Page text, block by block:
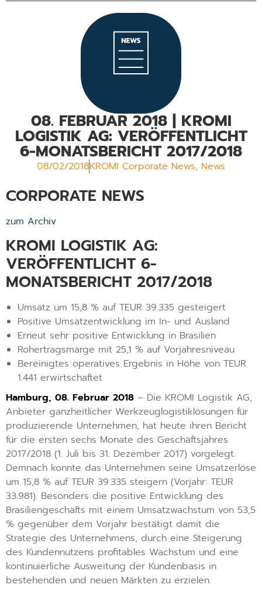
08. FEBRUAR 2018 | KROMI
LOGISTIK AG: VERÖFFENTLICHT
6-MONATSBERICHT 2017/2018
08/02/2018KROMI Corporate News, News
CORPORATE NEWS
zum Archiv
KROMI LOGISTIK AG:
VERÖFFENTLICHT 6-
MONATSBERICHT 2017/2018
Umsatz um 15,8 % auf TEUR 39.335 gesteigert
Positive Umsatzentwicklung im In- und Ausland
Erneut sehr positive Entwicklung in Brasilien
Rohertragsmarge mit 25,1 % auf Vorjahresniveau
Bereinigtes operatives Ergebnis in Höhe von TEUR
1.441 erwirtschaftet
Hamburg, 08. Februar 2018 – Die KROMI Logistik AG,
Anbieter ganzheitlicher Werkzeuglogistiklösungen für
produzierende Unternehmen, hat heute ihren Bericht
für die ersten sechs Monate des Geschäftsjahres
2017/2018 (1. Juli bis 31. Dezember 2017) vorgelegt.
Demnach konnte das Unternehmen seine Umsatzerlöse
um 15,8 % auf TEUR 39.335 steigern (Vorjahr: TEUR
33.981). Besonders die positive Entwicklung des
Brasiliengeschäfts mit einem Umsatzwachstum von 53,5
% gegenüber dem Vorjahr bestätigt damit die
Strategie des Unternehmens, durch eine Steigerung
des Kundennutzens profitables Wachstum und eine
kontinuierliche Ausweitung der Kundenbasis in
bestehenden und neuen Märkten zu erzielen.